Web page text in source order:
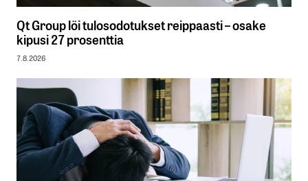
Qt Group löi tulosodotukset reippaasti – osake
kipusi 27 prosenttia
7.8.2026